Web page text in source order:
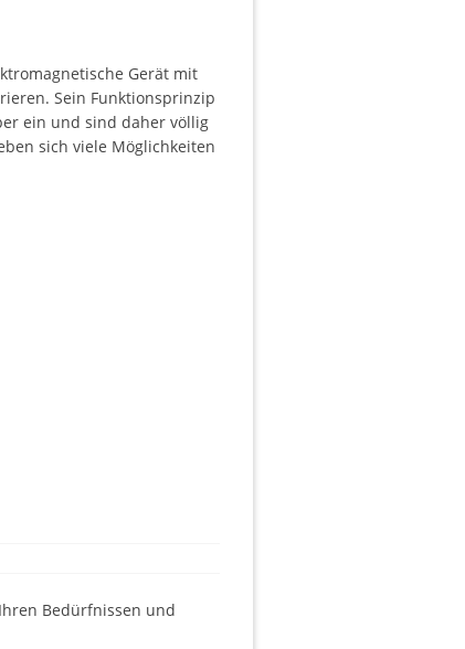
Gerät mit
Sein Funktionsprinzip
ein und sind daher völlig
sich viele Möglichkeiten
Bedürfnissen und